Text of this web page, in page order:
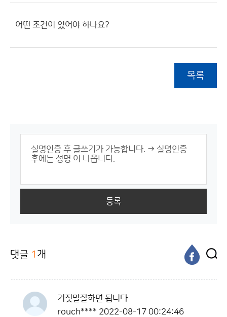
어떤 조건이 있어야 하나요?
목록
등록
댓글 1 개
거짓말잘하면 됩니다
rouch**** 2022-08-17 00:24:46